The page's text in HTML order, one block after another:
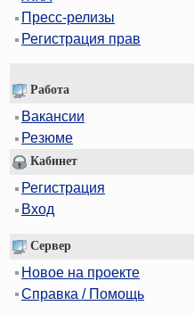
Пресс-релизы
Регистрация прав
Работа
Вакансии
Резюме
Кабинет
Регистрация
Вход
Сервер
Новое на проекте
Справка / Помощь